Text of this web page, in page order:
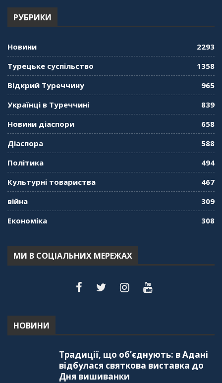
РУБРИКИ
Новини
2293
Турецьке суспільство
1358
Відкрий Туреччину
965
Українці в Туреччині
839
Новини діаспори
658
Діаспора
588
Політика
494
Культурні товариства
467
війна
309
Економіка
308
МИ В СОЦІАЛЬНИХ МЕРЕЖАХ
НОВИНИ
Традиції, що об’єднують: в Адані
відбулася святкова виставка до
Дня вишиванки